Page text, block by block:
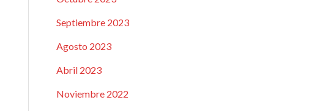
Septiembre 2023
Agosto 2023
Abril 2023
Noviembre 2022